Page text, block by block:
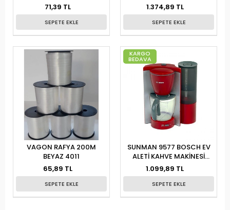
71,39 TL
SEPETE EKLE
1.374,89 TL
SEPETE EKLE
VAGON RAFYA 200M
BEYAZ 4011
65,89 TL
SEPETE EKLE
KARGO
BEDAVA
SUNMAN 9577 BOSCH EV
ALETİ KAHVE MAKİNESİ
KUTU
1.099,89 TL
SEPETE EKLE